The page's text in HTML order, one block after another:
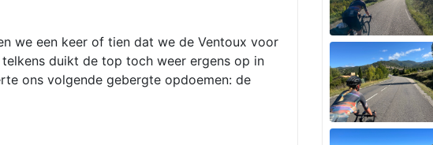
we een keer of tien dat we de Ventoux voor
duikt de top toch weer ergens op in
ons volgende gebergte opdoemen: de